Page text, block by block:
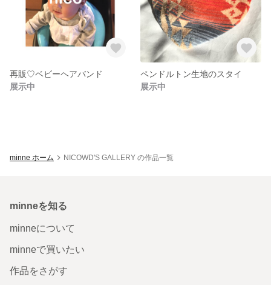
再販♡ベビーヘアバンド
展示中
ペンドルトン生地のスタイ
展示中
minne ホーム NICOWD'S GALLERY の作品一覧
minneを知る
minneについて
minneで買いたい
作品をさがす